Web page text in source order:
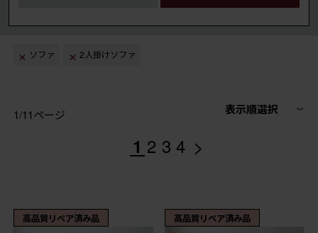
ソファ 2人掛けソファ
1/11ページ 表示順選択
1 2 3 4 >
高品質リペア済み品 高品質リペア済み品